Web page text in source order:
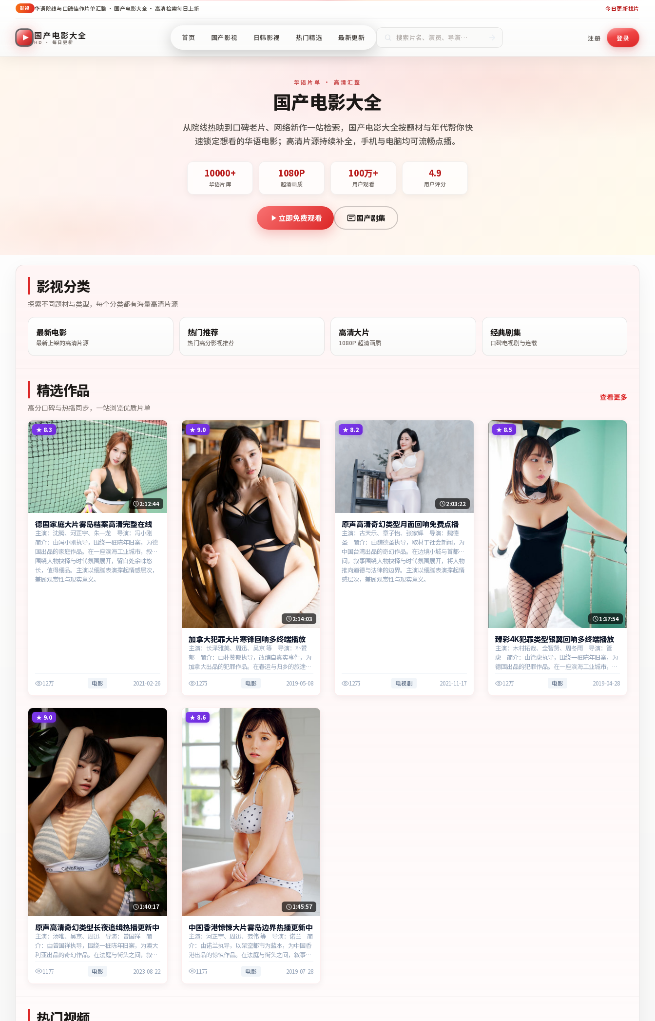
影视 华语院线与口碑佳作片单汇整 · 国产电影大全 · 高清检索每日上新 今日更新找片
国产电影大全
HD · 每日更新 首页 国产影视 日韩影视 热门精选 最新更新 注册 登录
华语片单 · 高清汇整
国产电影大全
从院线热映到口碑老片、网络新作一站检索，国产电影大全按题材与年代帮你快
速锁定想看的华语电影；高清片源持续补全，手机与电脑均可流畅点播。
10000+
华语片库
1080P
超清画质
100万+
用户观看
4.9
用户评分
立即免费观看 国产剧集
影视分类
探索不同题材与类型，每个分类都有海量高清片源
最新电影
最新上架的高清片源
热门推荐
热门高分影视推荐
高清大片
1080P 超清画质
经典剧集
口碑电视剧与连载
精选作品
高分口碑与热播同步，一站浏览优质片单
查看更多
★ 8.3
2:12:44
德国家庭大片雾岛档案高清完整在线
主演：沈腾、河正宇、朱一龙 导演：冯小刚
简介：由冯小刚执导，围绕一桩陈年旧案，为德
国出品的家庭作品。在一座滨海工业城市，叙事
围绕人物抉择与时代氛围展开，留白处余味悠
长，值得细品。主演以细腻表演撑起情感层次，
兼顾观赏性与现实意义。
12万 电影 2021-02-26
★ 9.0
2:14:03
加拿大犯罪大片寒锋回响多终端播放
主演：长泽雅美、周迅、吴京 等 导演：朴赞
郁 简介：由朴赞郁执导，改编自真实事件，为
加拿大出品的犯罪作品。在春运与归乡的旅途
人物的尊严突围。主演以细腻表演撑起情感层
12万 电影 2019-05-08
★ 8.2
2:03:22
原声高清奇幻类型月面回响免费点播
主演：古天乐、章子怡、张家辉 导演：魏德
圣 简介：由魏德圣执导，取材于社会新闻，为
中国台湾出品的奇幻作品。在边境小城与首都之
间，叙事围绕人物抉择与时代氛围展开，将人物
推向道德与法律的边界。主演以细腻表演撑起情
感层次，兼顾观赏性与现实意义。
12万 电视剧 2021-11-17
★ 8.5
1:37:54
臻彩4K犯罪类型银翼回响多终端播放
主演：木村拓哉、全智贤、周冬雨 导演：管
虎 简介：由管虎执导，围绕一桩陈年旧案，为
德国出品的犯罪作品。在一座滨海工业城市，叙
长，值得细品。主演以细腻表演撑起情感层次，
12万 电影 2019-04-28
★ 9.0
1:40:17
原声高清奇幻类型长夜追缉热播更新中
主演：汤唯、吴京、周迅 导演：曾国祥 简
介：由曾国祥执导，围绕一桩陈年旧案，为澳大
利亚出品的奇幻作品。在法庭与街头之间，叙事
与法律的边界。主演以细腻表演撑起情感层次，
11万 电影 2023-08-22
★ 8.6
1:45:57
中国香港惊悚大片雾岛边界热播更新中
主演：河正宇、周迅、范伟 等 导演：诺兰 简
介：由诺兰执导，以架空都市为蓝本，为中国香
港出品的惊悚作品。在法庭与街头之间，叙事围
与和解。主演以细腻表演撑起情感层次，兼顾观
11万 电影 2019-07-28